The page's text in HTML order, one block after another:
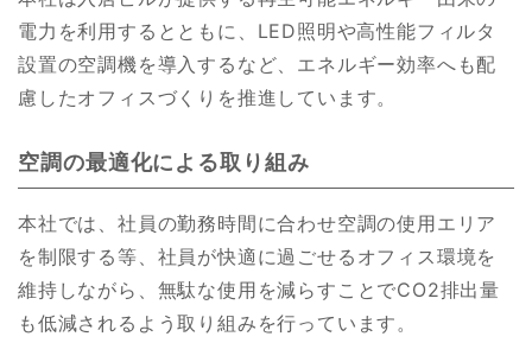
電力を利用するとともに、LED照明や高性能フィルタ
設置の空調機を導入するなど、エネルギー効率へも配
慮したオフィスづくりを推進しています。
空調の最適化による取り組み
本社では、社員の勤務時間に合わせ空調の使用エリア
を制限する等、社員が快適に過ごせるオフィス環境を
維持しながら、無駄な使用を減らすことでCO2排出量
も低減されるよう取り組みを行っています。